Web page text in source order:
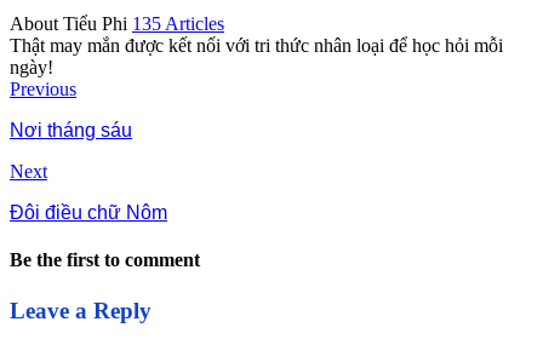
About Tiểu Phi 135 Articles
Thật may mắn được kết nối với tri thức nhân loại để học hỏi mỗi
ngày!
Previous
Nơi tháng sáu
Next
Đôi điều chữ Nôm
Be the first to comment
Leave a Reply